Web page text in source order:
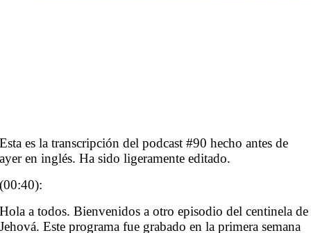
Esta es la transcripción del podcast #90 hecho antes de
ayer en inglés. Ha sido ligeramente editado.
(00:40):
Hola a todos. Bienvenidos a otro episodio del centinela de
Jehová. Este programa fue grabado en la primera semana